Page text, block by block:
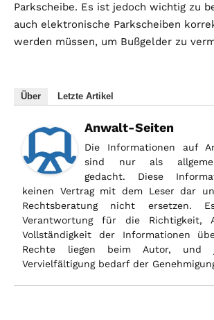
Parkscheibe. Es ist jedoch wichtig zu
auch elektronische Parkscheiben
werden müssen, um Bußgelder zu
Über Letzte Artikel
Anwalt-Seiten
Die Informationen auf
sind nur als
gedacht. Diese
keinen Vertrag mit dem Leser dar
Rechtsberatung nicht ersetzen.
Verantwortung für die Richtigkeit,
Vollständigkeit der Informationen
Rechte liegen beim Autor,
Vervielfältigung bedarf der